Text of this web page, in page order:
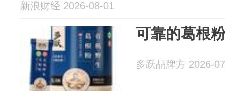
新浪财经 2026-08-01
可靠的葛根
多跃品牌方 2026-